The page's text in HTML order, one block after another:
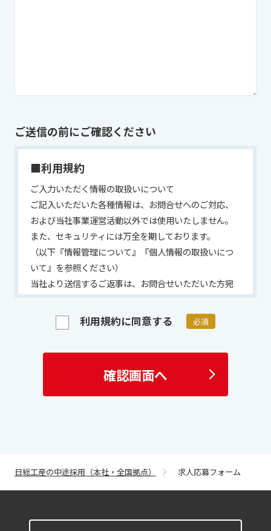
ご送信の前にご確認ください
■利用規約
ご入力いただく情報の取扱いについて
ご記入いただいた各種情報は、お問合せへのご対応、
および当社事業運営活動以外では使用いたしません。
また、セキュリティには万全を期しております。
（以下『情報管理について』『個人情報の取扱いにつ
いて』を参照ください）
当社より送信するご返事は、お問合せいただいた方宛
ご回答させていただいた内容の一部または全部を、そ
の他の目的で使用されることは堅くお断り致します。
場合もございますので、あらかじめご了承ください。
確認ください 「情報セキュリティポリシー」は こち
ら
利用規約に同意する 必須
確認画面へ
日総工産の中途採用（本社・全国拠点） 求人応募フォーム